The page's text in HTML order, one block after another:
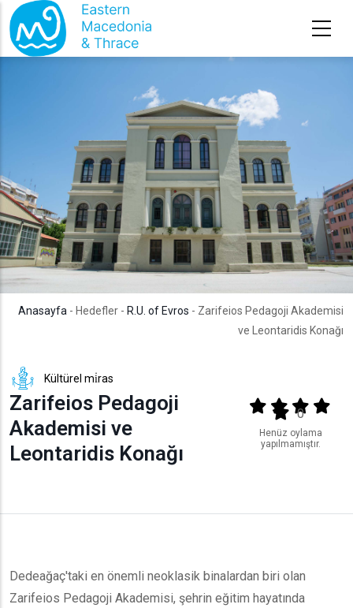
Ana içeriğe atla
Anasayfa - Hedefler - R.U. of Evros - Zarifeios Pedagoji Akademisi
ve Leontaridis Konağı
Kültürel mi̇ras
Zarifeios Pedagoji
Akademisi ve
Leontaridis Konağı
Output format
(star)(star)(star)
(star)
0
Henüz oylama
yapılmamıştır.
Dedeağaç'taki en önemli neoklasik binalardan biri olan
Zarifeios Pedagoji Akademisi, şehrin eğitim hayatında